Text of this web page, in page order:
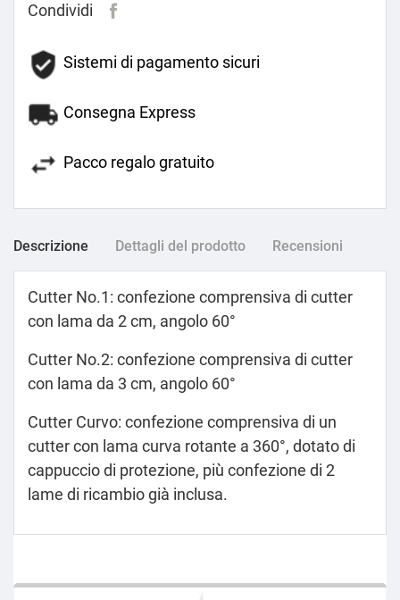
Condividi
Sistemi di pagamento sicuri
Consegna Express
Pacco regalo gratuito
Descrizione Dettagli del prodotto Recensioni
Cutter No.1: confezione comprensiva di cutter
con lama da 2 cm, angolo 60°
Cutter No.2: confezione comprensiva di cutter
con lama da 3 cm, angolo 60°
Cutter Curvo: confezione comprensiva di un
cutter con lama curva rotante a 360°, dotato di
cappuccio di protezione, più confezione di 2
lame di ricambio già inclusa.